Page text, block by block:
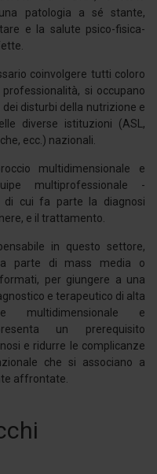
patologia a sé stante,
e la salute psico-fisica-
coinvolgere tutti coloro
si occupano
disturbi della nutrizione e
diverse istituzioni (ASL,
ecc.) nazionali.
multidimensionale e
multiprofessionale -
di cui fa parte la diagnosi
e il trattamento.
in questo settore,
parte di mass media o
per giungere a una
e terapeutico di alta
multidimensionale e
un prerequisito
e ridurre le complicanze
che si associano a
affrontate.